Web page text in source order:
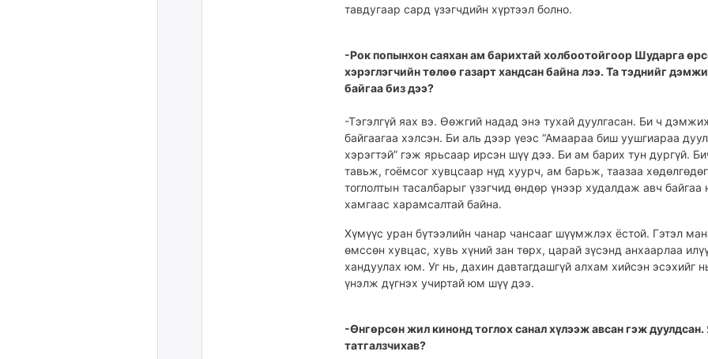
тавдугаар сард үзэгчдийн хүртээл болно.
-Рок попынхон саяхан ам барихтай холбоотойгоор Шударга
хэрэг­лэгчийн төлөө газарт ханд­сан байна лээ. Та тэднийг
байгаа биз дээ?
-Тэгэлгүй яах вэ. Өөжгий надад энэ тухай дуулгасан. Би ч
байгаагаа хэл­сэн. Би аль дээр үеэс “Амаараа биш уушгиараа
хэрэгтэй” гэж ярь­саар ирсэн шүү дээ. Би ам барих тун дургүй.
тавьж, гоёмсог хувцсаар нүд хуурч, ам барьж, таазаа
тоглолтын тасал­барыг үзэгчид өндөр үнээр худалдаж авч байгаа
хамгаас харамсалтай байна.
Хүмүүс уран бүтээлийн чанар чансааг шүүмжлэх ёстой. Гэтэл
өмссөн хувцас, хувь хүний зан төрх, царай зүсэнд анхаарлаа
хандуулах юм. Уг нь, дахин давтагдашгүй алхам хийсэн эсэхийг
үнэлж дүгнэх учиртай юм шүү дээ.
-Өнгөрсөн жил кинонд тоглох санал хүлээж ав­сан гэж дуулдсан.
тат­галзчихав?